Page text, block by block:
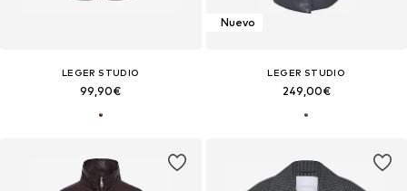
LEGER STUDIO
99,90€
Nuevo
LEGER STUDIO
249,00€